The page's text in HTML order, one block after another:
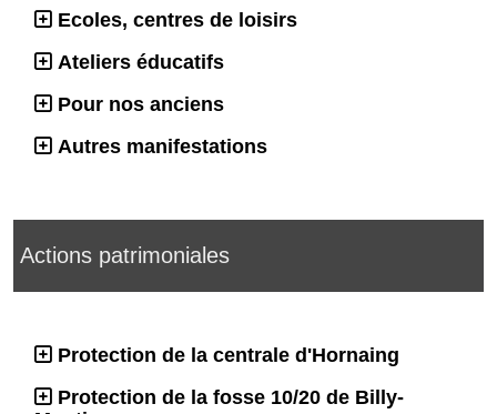
Ecoles, centres de loisirs
Ateliers éducatifs
Pour nos anciens
Autres manifestations
Actions patrimoniales
Protection de la centrale d'Hornaing
Protection de la fosse 10/20 de Billy-